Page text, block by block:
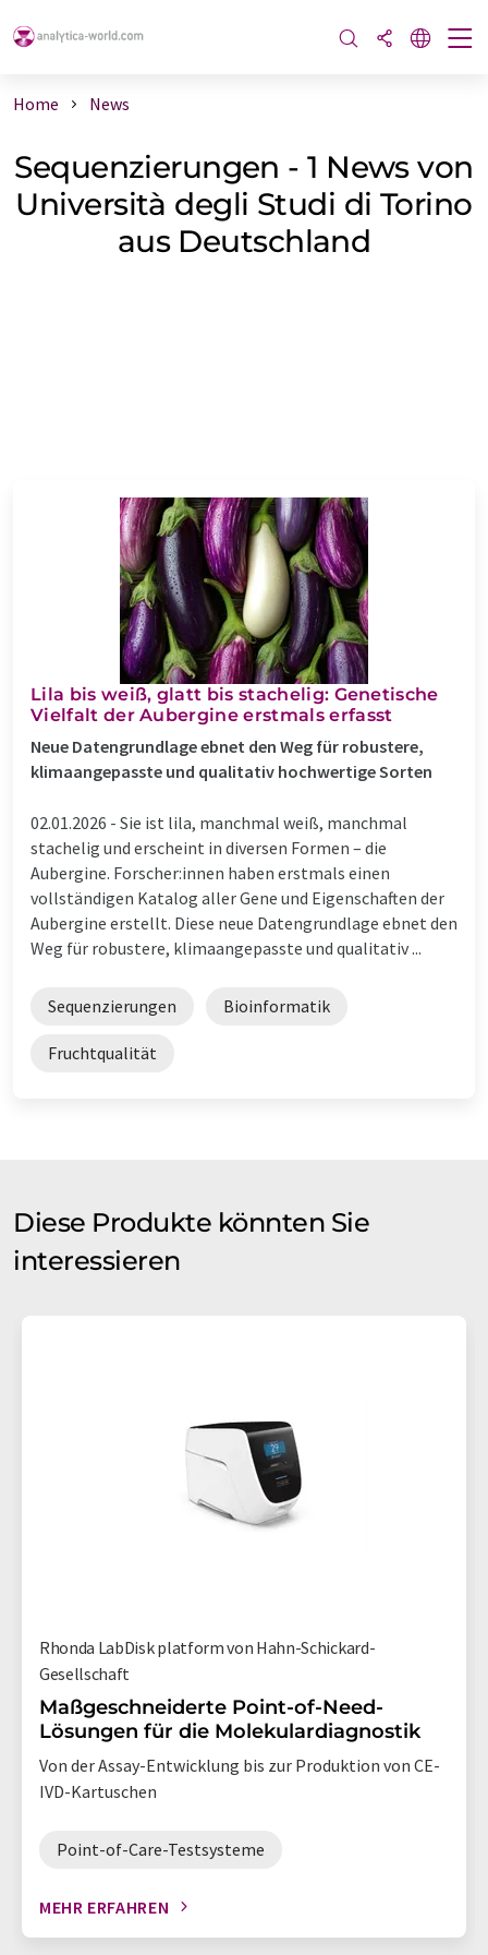
Home News
Sequenzierungen - 1 News von
Università degli Studi di Torino
aus Deutschland
Lila bis weiß, glatt bis stachelig: Genetische
Vielfalt der Aubergine erstmals erfasst
Neue Datengrundlage ebnet den Weg für robustere,
klimaangepasste und qualitativ hochwertige Sorten
02.01.2026 - Sie ist lila, manchmal weiß, manchmal
stachelig und erscheint in diversen Formen – die
Aubergine. Forscher:innen haben erstmals einen
vollständigen Katalog aller Gene und Eigenschaften der
Aubergine erstellt. Diese neue Datengrundlage ebnet den
Weg für robustere, klimaangepasste und qualitativ ...
Sequenzierungen Bioinformatik
Fruchtqualität
Diese Produkte könnten Sie
interessieren
Rhonda LabDisk platform von Hahn-Schickard-
Gesellschaft
Maßgeschneiderte Point-of-Need-
Lösungen für die Molekulardiagnostik
Von der Assay-Entwicklung bis zur Produktion von CE-
IVD-Kartuschen
Point-of-Care-Testsysteme
MEHR ERFAHREN